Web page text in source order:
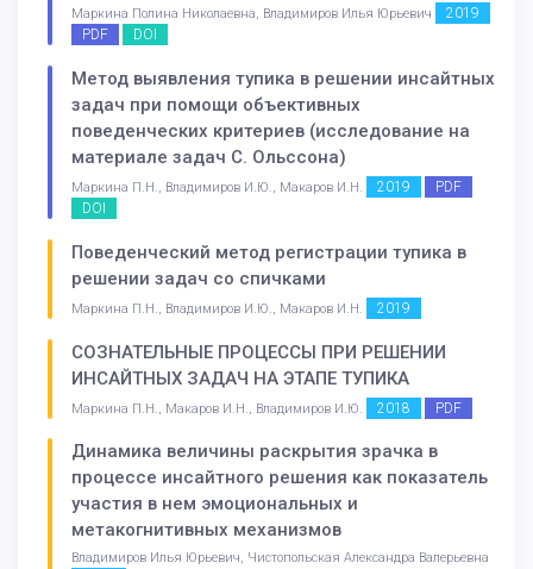
Маркина Полина Николаевна, Владимиров Илья Юрьевич
2019
PDF
DOI
Метод выявления тупика в решении инсайтных
задач при помощи объективных
поведенческих критериев (исследование на
материале задач С. Ольссона)
Маркина П.Н., Владимиров И.Ю., Макаров И.Н. 2019
PDF
DOI
Поведенческий метод регистрации тупика в
решении задач со спичками
Маркина П.Н., Владимиров И.Ю., Макаров И.Н. 2019
СОЗНАТЕЛЬНЫЕ ПРОЦЕССЫ ПРИ РЕШЕНИИ
ИНСАЙТНЫХ ЗАДАЧ НА ЭТАПЕ ТУПИКА
Маркина П.Н., Макаров И.Н., Владимиров И.Ю. 2018 PDF
Динамика величины раскрытия зрачка в
процессе инсайтного решения как показатель
участия в нем эмоциональных и
метакогнитивных механизмов
Владимиров Илья Юрьевич, Чистопольская Александра Валерьевна